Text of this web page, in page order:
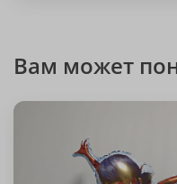
Вам может